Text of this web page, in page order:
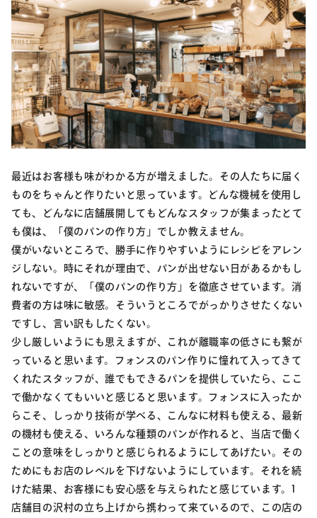
最近はお客様も味がわかる方が増えました。その人たちに届く
ものをちゃんと作りたいと思っています。どんな機械を使用し
ても、どんなに店舗展開してもどんなスタッフが集まったとて
も僕は、「僕のパンの作り方」でしか教えません。
僕がいないところで、勝手に作りやすいようにレシピをアレン
ジしない。時にそれが理由で、パンが出せない日があるかもし
れないですが、「僕のパンの作り方」を徹底させています。消
費者の方は味に敏感。そういうところでがっかりさせたくない
ですし、言い訳もしたくない。
少し厳しいようにも思えますが、これが離職率の低さにも繋が
っていると思います。フォンスのパン作りに憧れて入ってきて
くれたスタッフが、誰でもできるパンを提供していたら、ここ
で働かなくてもいいと感じると思います。フォンスに入ったか
らこそ、しっかり技術が学べる、こんなに材料も使える、最新
の機材も使える、いろんな種類のパンが作れると、当店で働く
ことの意味をしっかりと感じられるようにしてあげたい。その
ためにもお店のレベルを下げないようにしています。それを続
けた結果、お客様にも安心感を与えられたと感じています。1
店舗目の沢村の立ち上げから携わって来ているので、この店の